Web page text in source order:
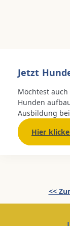
Jetzt
Möchtest
Hunden
Ausbildung
Hier
<<